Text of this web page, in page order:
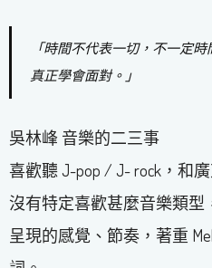
「時間不代表一切，不一定
真正學會面對。」
吳林峰 音樂的二三事
喜歡聽 J-pop / J- rock，和廣
沒有特定喜歡甚麼音樂類
呈現的感覺、節奏，著重